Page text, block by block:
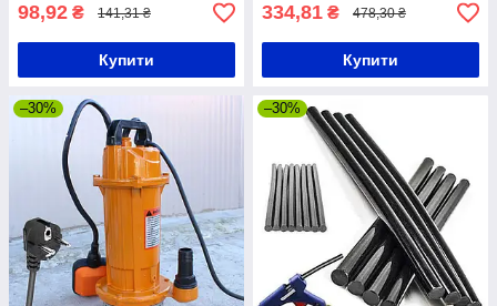
98,92 ₴ 141,31 ₴
Купити
334,81 ₴ 478,30 ₴
Купити
–30% –30%